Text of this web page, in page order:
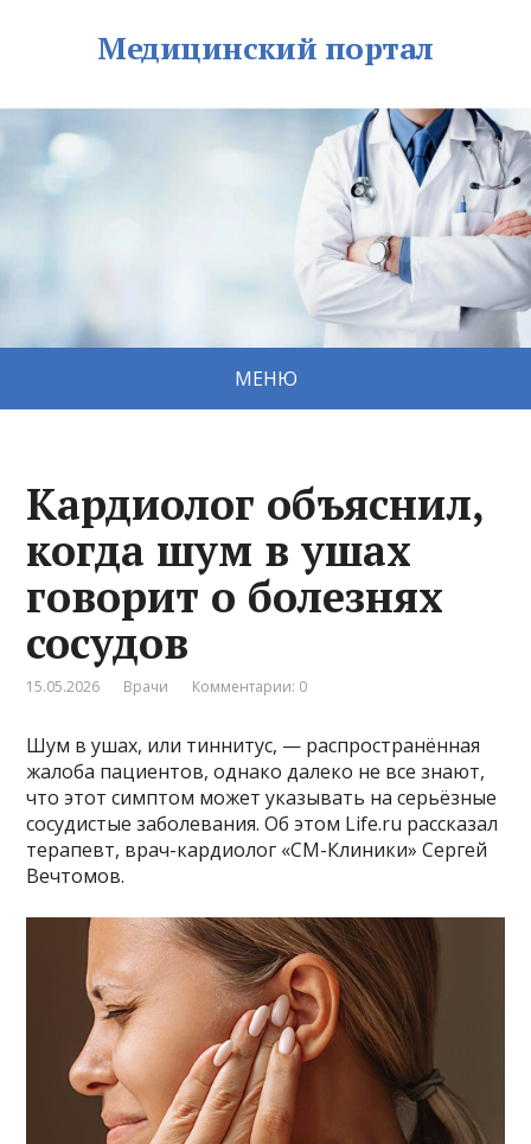
Медицинский портал
МЕНЮ
Кардиолог объяснил,
когда шум в ушах
говорит о болезнях
сосудов
15.05.2026 Врачи Комментарии: 0
Шум в ушах, или тиннитус, — распространённая
жалоба пациентов, однако далеко не все знают,
что этот симптом может указывать на серьёзные
сосудистые заболевания. Об этом Life.ru рассказал
терапевт, врач-кардиолог «СМ-Клиники» Сергей
Вечтомов.